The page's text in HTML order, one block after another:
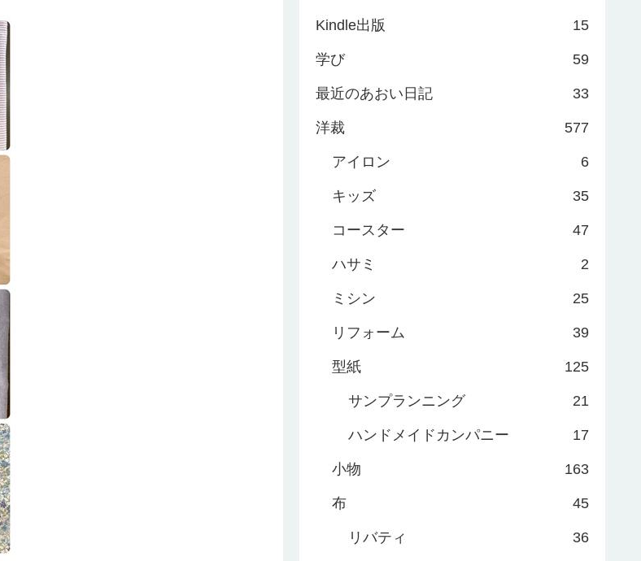
Kindle出版 15
学び 59
最近のあおい日記 33
洋裁 577
アイロン 6
キッズ 35
コースター 47
ハサミ 2
ミシン 25
リフォーム 39
型紙 125
サンプランニング 21
ハンドメイドカンパニー 17
小物 163
布 45
リバティ 36